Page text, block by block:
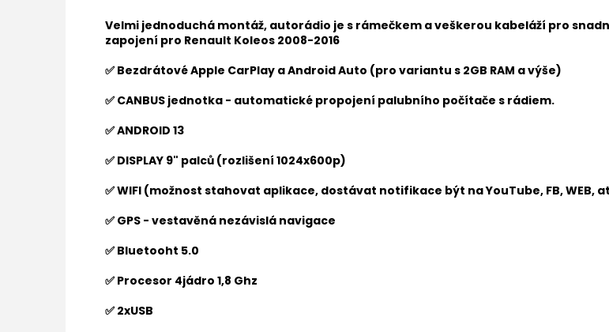
Velmi jednoduchá montáž, autorádio je s rámečkem a veškerou kabeláží pro
zapojení pro Renault Koleos 2008-2016
✅ Bezdrátové Apple CarPlay a Android Auto (pro variantu s 2GB RAM a výše)
✅ CANBUS jednotka - automatické propojení palubního počítače s rádiem.
✅ ANDROID 13
✅ DISPLAY 9" palců (rozlišení 1024x600p)
✅ WIFI (možnost stahovat aplikace, dostávat notifikace být na YouTube, FB, WEB,
✅ GPS - vestavěná nezávislá navigace
✅ Bluetooht 5.0
✅ Procesor 4jádro 1,8 Ghz
✅ 2xUSB